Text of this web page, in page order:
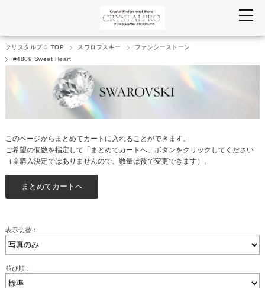
クリスタルプロ TOP スワロフスキー
ファンシーストーン
#4809 Sweet Heart
このページからまとめてカートに入れることができます。
ご希望の個数を指定して「まとめてカートへ」ボタンをクリックしてください
（※購入決定ではありませんので、数量は後で変更できます）。
表示切替：
並び順：